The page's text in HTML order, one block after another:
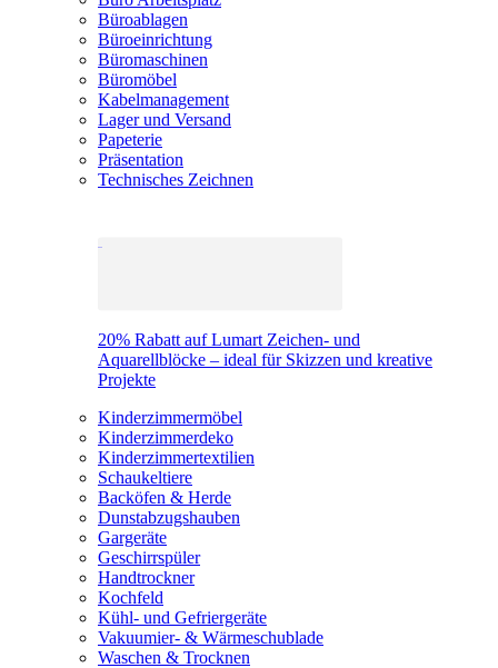
Büroablagen
Büroeinrichtung
Büromaschinen
Büromöbel
Kabelmanagement
Lager und Versand
Papeterie
Präsentation
Technisches Zeichnen
20% Rabatt auf Lumart Zeichen- und
Aquarellblöcke – ideal für Skizzen und kreative
Projekte
Kinderzimmermöbel
Kinderzimmerdeko
Kinderzimmertextilien
Schaukeltiere
Backöfen & Herde
Dunstabzugshauben
Gargeräte
Geschirrspüler
Handtrockner
Kochfeld
Kühl- und Gefriergeräte
Vakuumier- & Wärmeschublade
Waschen & Trocknen